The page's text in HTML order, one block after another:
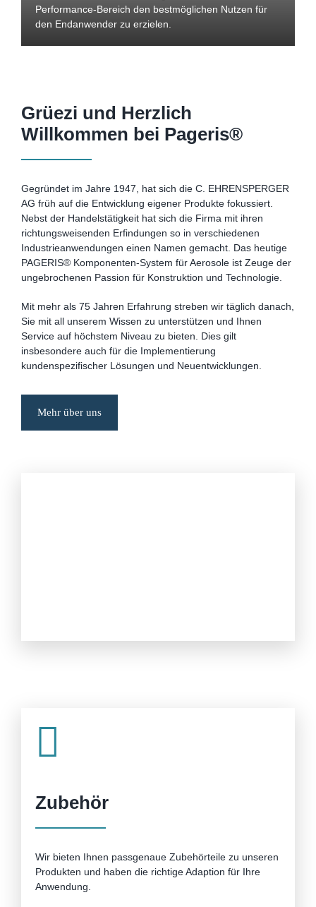
Performance-Bereich den bestmöglichen Nutzen für
den Endanwender zu erzielen.
Grüezi und Herzlich
Willkommen bei Pageris®
Gegründet im Jahre 1947, hat sich die C. EHRENSPERGER
AG früh auf die Entwicklung eigener Produkte fokussiert.
Nebst der Handelstätigkeit hat sich die Firma mit ihren
richtungsweisenden Erfindungen so in verschiedenen
Industrieanwendungen einen Namen gemacht. Das heutige
PAGERIS® Komponenten-System für Aerosole ist Zeuge der
ungebrochenen Passion für Konstruktion und Technologie.
Mit mehr als 75 Jahren Erfahrung streben wir täglich danach,
Sie mit all unserem Wissen zu unterstützen und Ihnen
Service auf höchstem Niveau zu bieten. Dies gilt
insbesondere auch für die Implementierung
kundenspezifischer Lösungen und Neuentwicklungen.
Mehr über uns
Zubehör
Wir bieten Ihnen passgenaue Zubehörteile zu unseren
Produkten und haben die richtige Adaption für Ihre
Anwendung.